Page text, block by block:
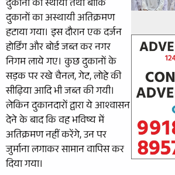
दुकानों का स्थायी तथा बाकि
दुकानों का अस्थायी अतिक्रमण
हटाया गया। इस दौरान एक दर्जन
होर्डिंग और बोर्ड जब्त कर नगर
निगम लाये गए। कुछ दुकानों के
सड़क पर रखे चैनल, गेट, लोहे की
सीढ़िया आदि भी जब्त की गयी।
लेकिन दुकानदारों द्वारा ये आश्वासन
देने के बाद कि वह भविष्य में
अतिक्रमण नहीं करेंगे, उन पर
जुर्माना लगाकर सामान वापिस कर
दिया गया।